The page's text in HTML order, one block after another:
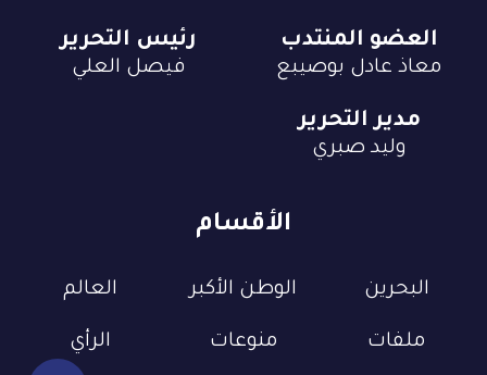
الأقسام
البحرين الوطن الأكبر العالم
ملفات منوعات الرأي
العضو المنتدب
معاذ عادل بوصيبع
رئيس التحرير
فيصل العلي
مدير التحرير
وليد صبري